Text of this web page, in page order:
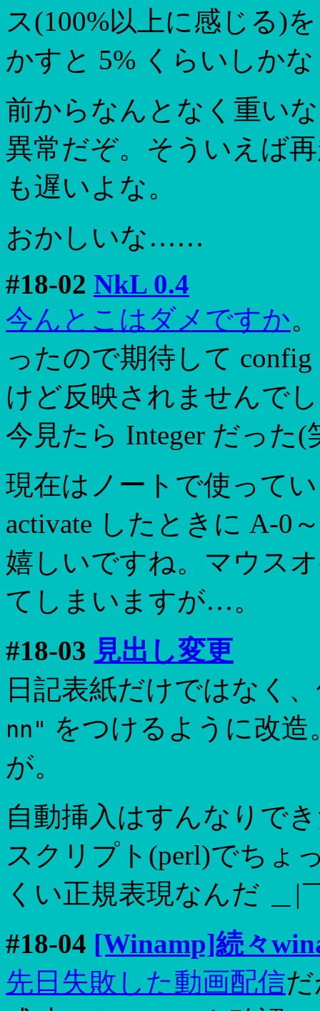
ス(100%以上に感じる)
かすと 5% くらいしか
前からなんとなく重い
異常だぞ。そういえば
も遅いよな。
おかしいな……
#18-02 NkL 0.4
今んとこはダメですか
ったので期待して
けど反映されませんで
今見たら Integer だった(
現在はノートで使って
activate したときに A-0
嬉しいですね。マウス
てしまいますが…。
#18-03 見出し変更
日記表紙だけではなく
nn" をつけるように改
が。
自動挿入はすんなりで
スクリプト(perl)でちょ
くい正規表現なんだ ＿|
#18-04 [Winamp]続々
先日失敗した動画配信